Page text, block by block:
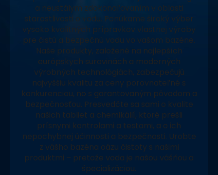
a neustálym zdokonaľovaním v oblasti
starostlivosti o vodu. Ponúkame široký výber
vysoko kvalitných prípravkov vlastnej výroby
pre čistú a bezpečnú vodu vo vašom bazéne.
Naše produkty, založené na najlepších
európskych surovinách a moderných
výrobných technológiách, zabezpečujú
najvyššiu kvalitu za ceny porovnateľné s
konkurenciou, no s garantovaným pôvodom a
bezpečnosťou. Presvedčte sa sami o kvalite
našich tabliet a chemikálií, ktoré prešli
prísnymi kontrolami a testami, a o ich
nepochybnej účinnosti a bezpečnosti. Urobte
z vášho bazéna oázu čistoty s našimi
produktmi – pretože voda je našou vášňou a
špecializáciou.